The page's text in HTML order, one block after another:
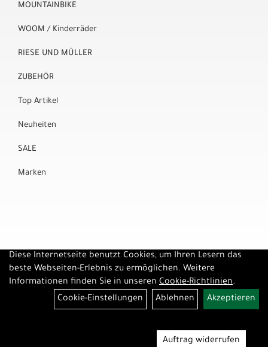
MOUNTAINBIKE
WOOM / Kinderräder
RIESE UND MÜLLER
ZUBEHÖR
Top Artikel
Neuheiten
SALE
Marken
Diese Internetseite benutzt Cookies, um Ihren Lesern das
beste Webseiten-Erlebnis zu ermöglichen. Weitere
Informationen finden Sie in unseren Cookie-Richtlinien.
Cookie-Einstellungen
Ablehnen Akzeptieren
Auftrag widerrufen